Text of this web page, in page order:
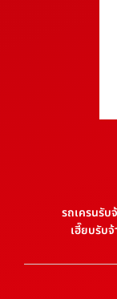
รถเครนรับ
เฮี๊ยบรับ